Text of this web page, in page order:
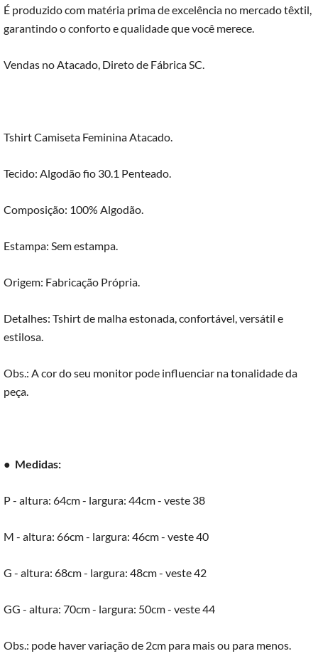
É produzido com matéria prima de excelência no mercado têxtil,
garantindo o conforto e qualidade que você merece.
Vendas no Atacado, Direto de Fábrica SC.
Tshirt Camiseta Feminina Atacado.
Tecido: Algodão fio 30.1 Penteado.
Composição: 100% Algodão.
Estampa: Sem estampa.
Origem: Fabricação Própria.
Detalhes: Tshirt de malha estonada, confortável, versátil e
estilosa.
Obs.: A cor do seu monitor pode influenciar na tonalidade da
peça.
● Medidas:
P - altura: 64cm - largura: 44cm - veste 38
M - altura: 66cm - largura: 46cm - veste 40
G - altura: 68cm - largura: 48cm - veste 42
GG - altura: 70cm - largura: 50cm - veste 44
Obs.: pode haver variação de 2cm para mais ou para menos.